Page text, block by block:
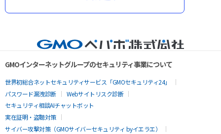
GMOインターネットグループのセキュリティ事業について
世界初総合ネットセキュリティサービス「GMOセキュリティ24」
パスワード漏洩診断
Webサイトリスク診断
セキュリティ相談AIチャットボット
実在証明・盗聴対策
サイバー攻撃対策（GMOサイバーセキュリティ byイエラエ）